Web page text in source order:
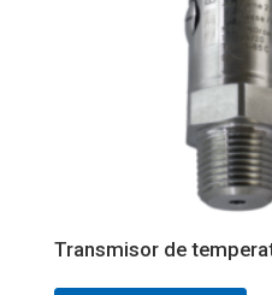
Transmisor de